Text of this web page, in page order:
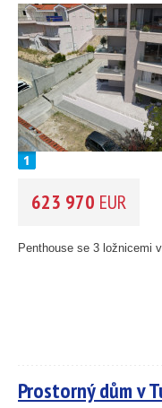
30
VZDÁLENOST OD
OBLAST(můžete
Istrie (3)
Kvarner (12)
Jižní Dalmácie
CENA(vyberte rozsah)
623 970 EUR
Penthouse se 3 ložnicemi
Prostorný dům v